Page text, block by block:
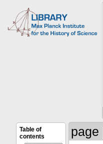
Table of
contents
page